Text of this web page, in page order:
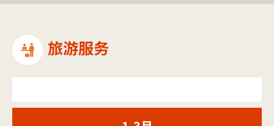
旅游服务